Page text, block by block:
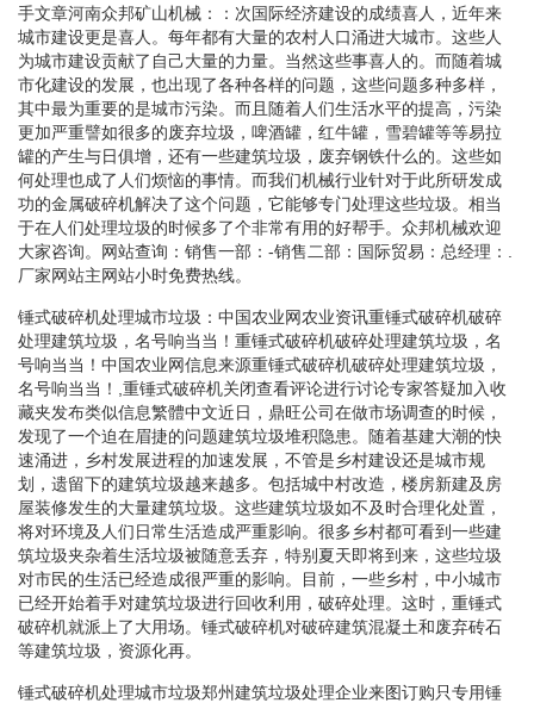
手文章河南众邦矿山机械：：次国际经济建设的成绩喜人，近年来
城市建设更是喜人。每年都有大量的农村人口涌进大城市。这些人
为城市建设贡献了自己大量的力量。当然这些事喜人的。而随着城
市化建设的发展，也出现了各种各样的问题，这些问题多种多样，
其中最为重要的是城市污染。而且随着人们生活水平的提高，污染
更加严重譬如很多的废弃垃圾，啤酒罐，红牛罐，雪碧罐等等易拉
罐的产生与日俱增，还有一些建筑垃圾，废弃钢铁什么的。这些如
何处理也成了人们烦恼的事情。而我们机械行业针对于此所研发成
功的金属破碎机解决了这个问题，它能够专门处理这些垃圾。相当
于在人们处理垃圾的时候多了个非常有用的好帮手。众邦机械欢迎
大家咨询。网站查询：销售一部：-销售二部：国际贸易：总经理：.
厂家网站主网站小时免费热线。
锤式破碎机处理城市垃圾：中国农业网农业资讯重锤式破碎机破碎
处理建筑垃圾，名号响当当！重锤式破碎机破碎处理建筑垃圾，名
号响当当！中国农业网信息来源重锤式破碎机破碎处理建筑垃圾，
名号响当当！,重锤式破碎机关闭查看评论进行讨论专家答疑加入收
藏夹发布类似信息繁體中文近日，鼎旺公司在做市场调查的时候，
发现了一个迫在眉捷的问题建筑垃圾堆积隐患。随着基建大潮的快
速涌进，乡村发展进程的加速发展，不管是乡村建设还是城市规
划，遗留下的建筑垃圾越来越多。包括城中村改造，楼房新建及房
屋装修发生的大量建筑垃圾。这些建筑垃圾如不及时合理化处置，
将对环境及人们日常生活造成严重影响。很多乡村都可看到一些建
筑垃圾夹杂着生活垃圾被随意丢弃，特别夏天即将到来，这些垃圾
对市民的生活已经造成很严重的影响。目前，一些乡村，中小城市
已经开始着手对建筑垃圾进行回收利用，破碎处理。这时，重锤式
破碎机就派上了大用场。锤式破碎机对破碎建筑混凝土和废弃砖石
等建筑垃圾，资源化再。
锤式破碎机处理城市垃圾郑州建筑垃圾处理企业来图订购只专用锤